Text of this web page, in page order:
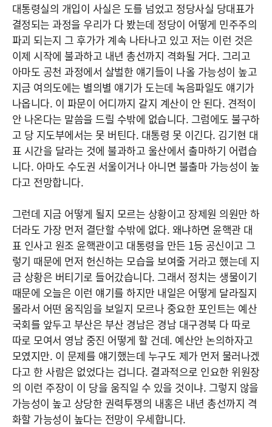
대통령실의 개입이 사실은 도를 넘었고 정당사실 당대표가
결정되는 과정을 우리가 다 봤는데 정당이 어떻게 민주주의
파괴 되는지 그 후가가 계속 나타나고 있고 저는 이런 것은
이제 시작에 불과하고 내년 총선까지 격화될 거다. 그리고
아마도 공천 과정에서 살벌한 얘기들이 나올 가능성이 높고
지금 여의도에는 별의별 얘기가 도는데 녹음파일도 얘기가
나옵니다. 이 파문이 어디까지 갈지 계산이 안 된다. 견적이
안 나온다는 말씀을 드릴 수밖에 없습니다. 그럼에도 불구하
고 당 지도부에서는 못 버틴다. 대통령 못 이긴다. 김기현 대
표 시간을 달라는 것에 불과하고 울산에서 출마하기 어렵습
니다. 아마도 수도권 서울이거나 아니면 불출마 가능성이 높
다고 전망합니다.
그런데 지금 어떻게 될지 모르는 상황이고 장제원 의원만 하
더라도 가장 먼저 결단할 수밖에 없다. 왜냐하면 윤핵관 대
표 인사고 원조 윤핵관이고 대통령을 만든 1등 공신이고 그
렇기 때문에 먼저 헌신하는 모습을 보여줄 거라고 했는데 지
금 상황은 버티기로 들어갔습니다. 그래서 정치는 생물이기
때문에 오늘은 이런 얘기를 하지만 내일은 어떻게 달라질지
몰라서 어떤 움직임을 보일지 모르나 중요한 포인트는 예산
국회를 앞두고 부산은 부산 경남은 경남 대구경북 다 따로
따로 모여서 영남 중진 어떻게 할 건데. 예산안 논의하자고
모였지만. 이 문제를 얘기했는데 누구도 제가 먼저 물러나겠
다고 한 사람은 없었다는 겁니다. 결과적으로 인요한 위원장
의 이런 주장이 이 당을 움직일 수 있을 것이냐. 그렇지 않을
가능성이 높고 상당한 권력투쟁의 내홍은 내년 총선까지 격
화할 가능성이 높다는 전망이 우세합니다.